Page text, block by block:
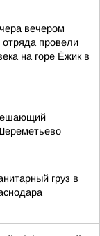
вечером
отряда провели
на горе Ёжик в
груз в